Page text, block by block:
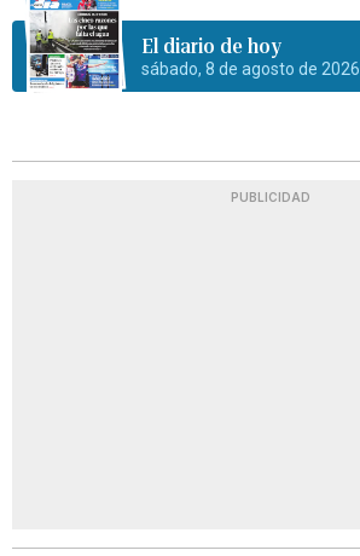
El diario de hoy
sábado, 8 de agosto de 2026
PUBLICIDAD